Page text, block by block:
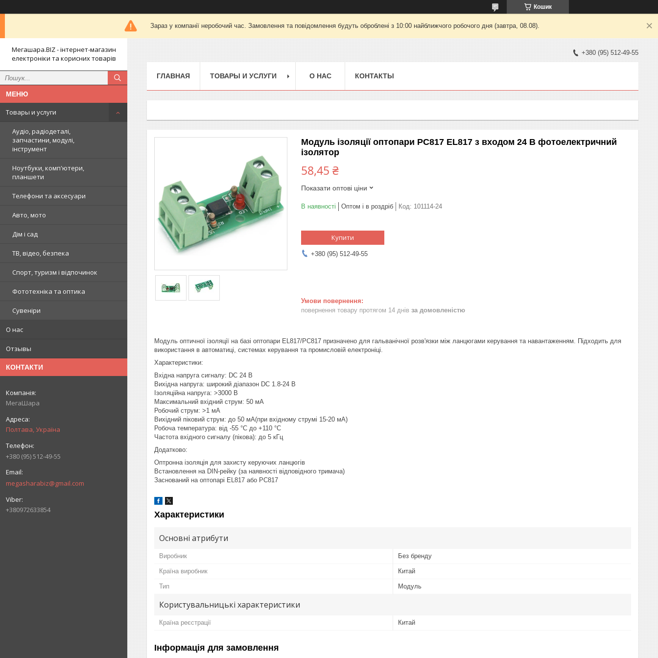
Кошик
Зараз у компанії неробочий час. Замовлення та повідомлення будуть оброблені з 10:00 найближчого робочого дня (завтра, 08.08).
Мегашара.BIZ - інтернет-магазин
електроніки та корисних товарів
Товары и услуги
Аудіо, радіодеталі,
запчастини, модулі,
інструмент
Ноутбуки, комп'ютери,
планшети
Телефони та аксесуари
Авто, мото
Дім і сад
ТВ, відео, безпека
Спорт, туризм і відпочинок
Фототехніка та оптика
Сувеніри
О нас
Отзывы
КОНТАКТИ
МегаШара
Полтава, Україна
+380 (95) 512-49-55
megasharabiz@gmail.com
+380972633854
+380 (95) 512-49-55
ГЛАВНАЯ ТОВАРЫ И УСЛУГИ О НАС КОНТАКТЫ
Модуль ізоляції оптопари PC817 EL817 з входом 24 В фотоелектричний
ізолятор
58,45 ₴
Показати оптові ціни
В наявності Оптом і в роздріб Код: 101114-24
Купити
+380 (95) 512-49-55
повернення товару протягом 14 днів за домовленістю
Модуль оптичної ізоляції на базі оптопари EL817/PC817 призначено для гальванічної розв'язки між ланцюгами керування та навантаженням. Підходить для
використання в автоматиці, системах керування та промисловій електроніці.
Характеристики:
Вхідна напруга сигналу: DC 24 В
Вихідна напруга: широкий діапазон DC 1.8-24 В
Ізоляційна напруга: >3000 В
Максимальний вхідний струм: 50 мА
Робочий струм: >1 мА
Вихідний піковий струм: до 50 мА(при вхідному струмі 15-20 мА)
Робоча температура: від -55 °C до +110 °C
Частота вхідного сигналу (пікова): до 5 кГц
Додатково:
Оптронна ізоляція для захисту керуючих ланцюгів
Встановлення на DIN-рейку (за наявності відповідного тримача)
Заснований на оптопарі EL817 або PC817
Характеристики
Основні атрибути
Виробник Без бренду
Країна виробник Китай
Тип Модуль
Користувальницькі характеристики
Країна реєстрації Китай
Інформація для замовлення